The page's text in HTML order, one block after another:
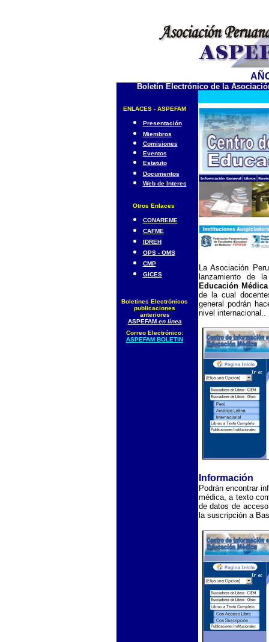
Boletín Electrónico de la
ENLACES - ASPEFAM
Presentación
Miembros
Comisiones
Eventos
Estatuto
Documentos
Web de Interes
Otros Enlaces
CONAREME
CAFME
IDREH
OPS - OMS
CMP
GICES
Boletines Electrónicos
publicaciones
anteriores
ASPEFAM en línea
Correo Electrónico:
ASPEFAM BOLETIN
La Asociación
lanzamiento de
Educación
de la cual
general podrán
nivel internacional..
nformación
Podrán encontrar
médica, a texto
de datos de
la suscripción a